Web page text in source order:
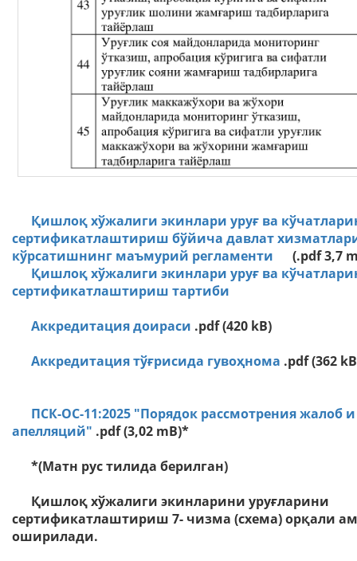
Қишлоқ хўжалиги экинлари уруғ ва
сертификатлаштириш бўйича давлат
кўрсатишнинг маъмурий регламенти
(.pdf 3,7
Қишлоқ хўжалиги экинлари уруғ ва
сертификатлаштириш тартиби
Аккредитация доираси .pdf (420 kB)
Аккредитация тўғрисида гувоҳнома .pdf (362 kB
ПСК-ОС-11:2025 "Порядок рассмотрения жалоб и
апелляций" .pdf (3,02 mB)*
*(Матн рус тилида берилган)
Қишлоқ хўжалиги экинларини уруғларини
сертификатлаштириш 7- чизма (схема) орқали
оширилади.